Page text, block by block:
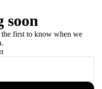
soon
first to know when we